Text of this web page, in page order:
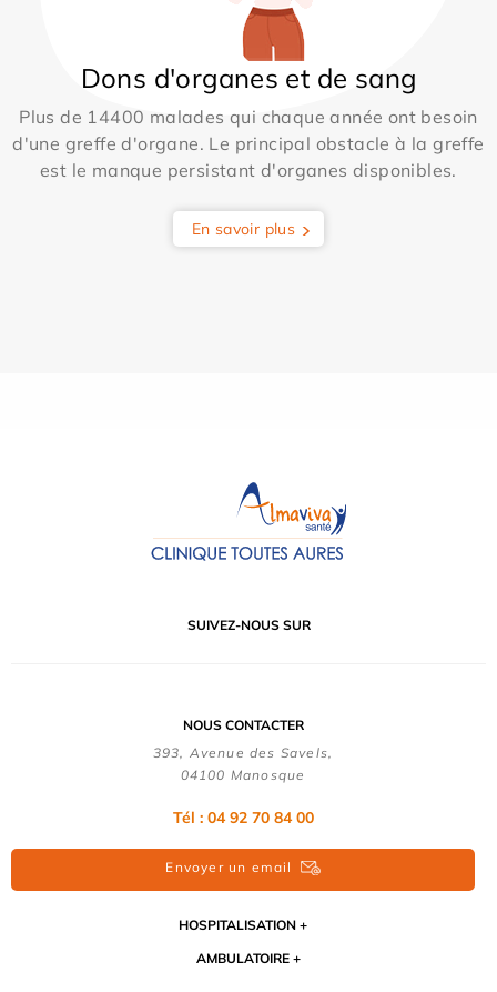
Dons d'organes et de sang
Plus de 14400 malades qui chaque année ont besoin
d'une greffe d'organe. Le principal obstacle à la greffe
est le manque persistant d'organes disponibles.
En savoir plus
SUIVEZ-NOUS SUR
NOUS CONTACTER
393, Avenue des Savels,
04100 Manosque
Tél : 04 92 70 84 00
Envoyer un email
HOSPITALISATION
AMBULATOIRE